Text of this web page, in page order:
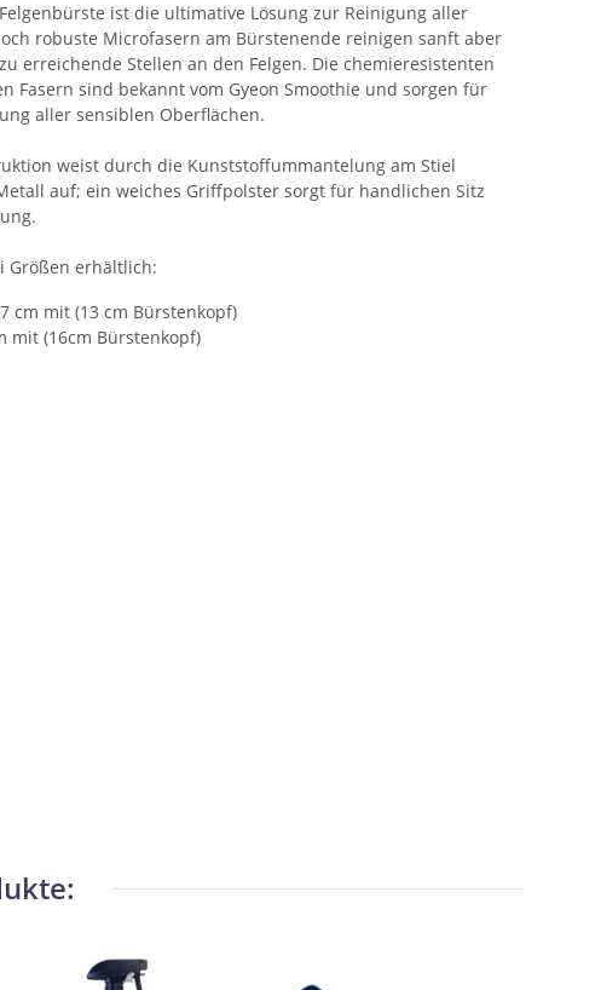
ist die ultimative Lösung zur Reinigung aller
robuste Microfasern am Bürstenende reinigen sanft aber
erreichende Stellen an den Felgen. Die chemieresistenten
Fasern sind bekannt vom Gyeon Smoothie und sorgen für
aller sensiblen Oberflächen.
weist durch die Kunststoffummantelung am Stiel
auf; ein weiches Griffpolster sorgt für handlichen Sitz
Größen erhältlich:
cm mit (13 cm Bürstenkopf)
mit (16cm Bürstenkopf)